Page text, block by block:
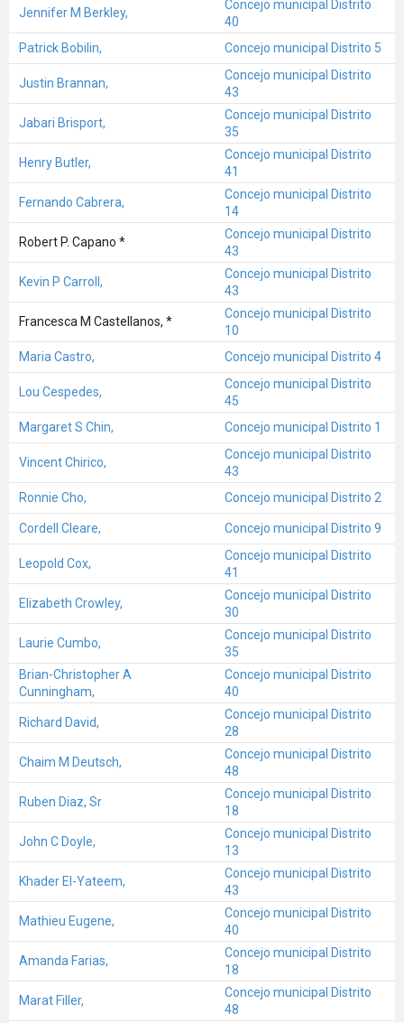
Jennifer M Berkley,
Concejo municipal Distrito
40
Patrick Bobilin,
Concejo municipal Distrito 5
Justin Brannan,
Concejo municipal Distrito
43
Jabari Brisport,
Concejo municipal Distrito
35
Henry Butler,
Concejo municipal Distrito
41
Fernando Cabrera,
Concejo municipal Distrito
14
Robert P. Capano *
Concejo municipal Distrito
43
Kevin P Carroll,
Concejo municipal Distrito
43
Francesca M Castellanos, *
Concejo municipal Distrito
10
Maria Castro,
Concejo municipal Distrito 4
Lou Cespedes,
Concejo municipal Distrito
45
Margaret S Chin,
Concejo municipal Distrito 1
Vincent Chirico,
Concejo municipal Distrito
43
Ronnie Cho,
Concejo municipal Distrito 2
Cordell Cleare, Concejo municipal Distrito 9
Leopold Cox,
Concejo municipal Distrito
41
Elizabeth Crowley,
Concejo municipal Distrito
30
Laurie Cumbo,
Concejo municipal Distrito
35
Brian-Christopher A
Cunningham,
Concejo municipal Distrito
40
Richard David,
Concejo municipal Distrito
28
Chaim M Deutsch,
Concejo municipal Distrito
48
Ruben Diaz, Sr
Concejo municipal Distrito
18
John C Doyle,
Concejo municipal Distrito
13
Khader El-Yateem,
Concejo municipal Distrito
43
Mathieu Eugene,
Concejo municipal Distrito
40
Amanda Farias,
Concejo municipal Distrito
18
Marat Filler,
Concejo municipal Distrito
48